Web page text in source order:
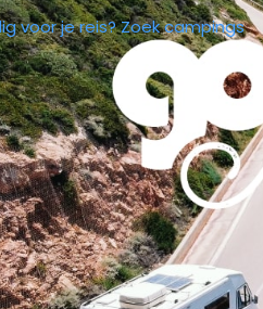
voor je reis?Zoek campings